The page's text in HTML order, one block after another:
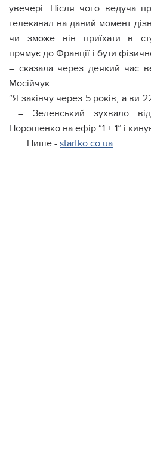
увечері. Після чого ведуча
телеканал на даний момент
чи зможе він приїхати в
прямує до Франції і бути
– сказала через деякий час
Мосійчук.
“Я закінчу через 5 років, а ви
– Зеленський зухвало
Порошенко на ефір “1 + 1” і
Пише - startko.co.ua